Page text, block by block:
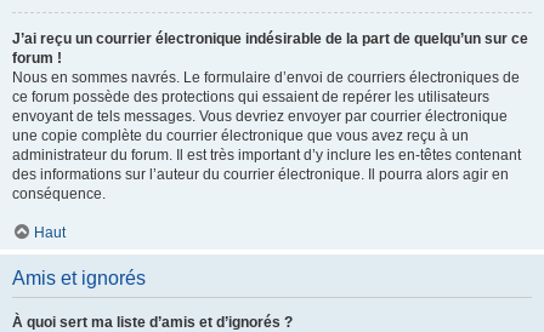
J’ai reçu un courrier électronique indésirable de la part de quelqu’un sur ce
forum !
Nous en sommes navrés. Le formulaire d’envoi de courriers électroniques de
ce forum possède des protections qui essaient de repérer les utilisateurs
envoyant de tels messages. Vous devriez envoyer par courrier électronique
une copie complète du courrier électronique que vous avez reçu à un
administrateur du forum. Il est très important d’y inclure les en-têtes contenant
des informations sur l’auteur du courrier électronique. Il pourra alors agir en
conséquence.
Haut
Amis et ignorés
À quoi sert ma liste d’amis et d’ignorés ?